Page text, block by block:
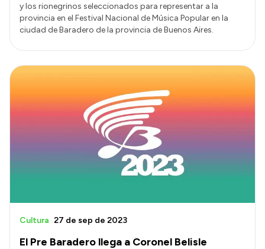
y los rionegrinos seleccionados para representar a la
provincia en el Festival Nacional de Música Popular en la
ciudad de Baradero de la provincia de Buenos Aires.
El Pre Baradero llega a Coronel Belisle
Cultura 27 de sep de 2023